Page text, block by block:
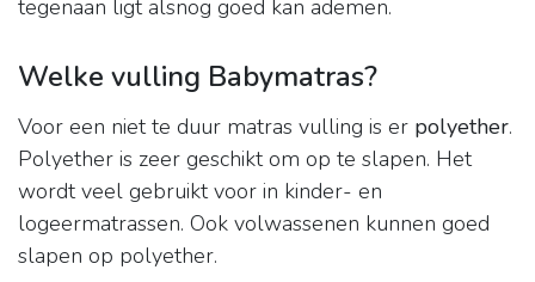
tegenaan ligt alsnog goed kan ademen.
Welke vulling Babymatras?
Voor een niet te duur matras vulling is er polyether.
Polyether is zeer geschikt om op te slapen. Het
wordt veel gebruikt voor in kinder- en
logeermatrassen. Ook volwassenen kunnen goed
slapen op polyether.